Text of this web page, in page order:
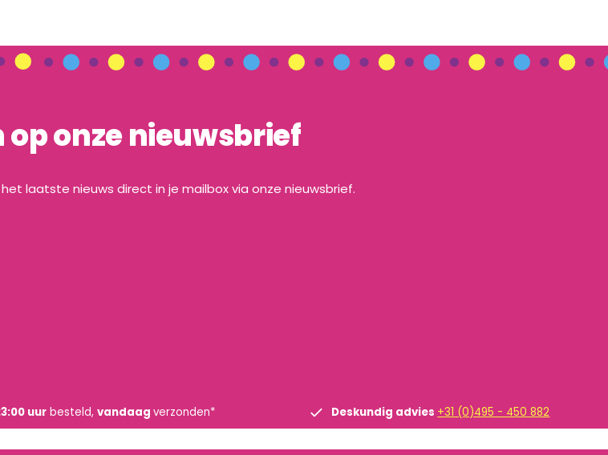
op onze nieuwsbrief
laatste nieuws direct in je mailbox via onze nieuwsbrief.
uurbesteld, vandaag verzonden* Deskundig advies +31 (0)495 - 450 882